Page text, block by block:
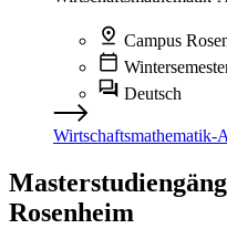
Campus
Deutsch
Wirtschaftsmathematik-
Rosenheim